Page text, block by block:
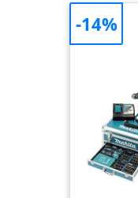
-14%